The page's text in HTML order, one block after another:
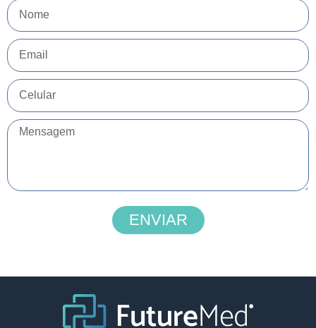
ENVIAR